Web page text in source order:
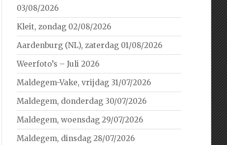
03/08/2026
Kleit, zondag 02/08/2026
Aardenburg (NL), zaterdag 01/08/2026
Weerfoto’s – Juli 2026
Maldegem-Vake, vrijdag 31/07/2026
Maldegem, donderdag 30/07/2026
Maldegem, woensdag 29/07/2026
Maldegem, dinsdag 28/07/2026